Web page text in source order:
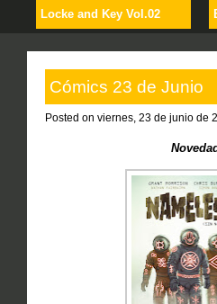
Locke and Key Vol.02
Cómics 23 de Junio
Posted on viernes, 23 de junio de